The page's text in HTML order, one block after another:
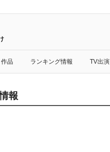
作品 ランキング情報 TV出演
報